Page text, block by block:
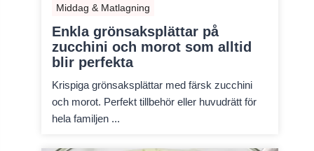
Middag & Matlagning
Enkla grönsaksplättar på
zucchini och morot som alltid
blir perfekta
Krispiga grönsaksplättar med färsk zucchini
och morot. Perfekt tillbehör eller huvudrätt för
hela familjen ...